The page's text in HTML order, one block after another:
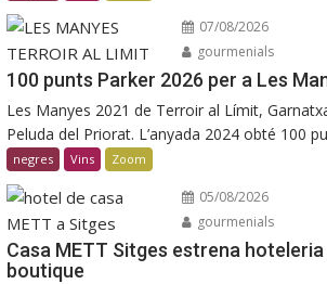
07/08/2026
gourmenials
100 punts Parker 2026 per a Les
Les Manyes 2021 de Terroir al Límit,
Peluda del Priorat. L’anyada 2024 obté 100
negres Vins Zoom
05/08/2026
gourmenials
Casa METT Sitges estrena hoteleria
boutique